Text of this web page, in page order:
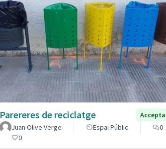
Parereres de reciclatge
Juan Olive Verge
Espai Públic
0
0